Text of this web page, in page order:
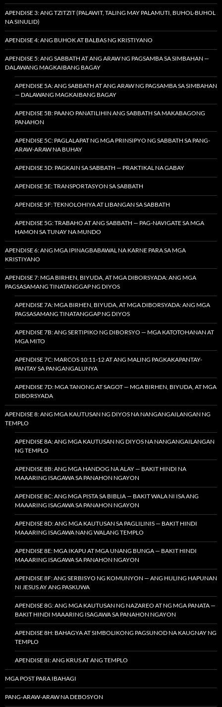
APENDISE 3: ANG TZITZIT (PALAWIT, TALING MAY PALAMUTI, BUHOL-BUHOL
NA SINULID)
APENDISE 4: ANG BUHOK AT BALBAS NG KRISTIYANO
APENDISE 5: ANG SABBATH AT ANG ARAW NG PAGSAMBA SA SIMBAHAN —
DALAWANG MAGKAIBANG BAGAY
APENDISE 5A: ANG SABBATH AT ANG ARAW NG PAGSAMBA SA SIMBAHAN
— DALAWANG MAGKAIBANG BAGAY
APENDISE 5B: PAANO PANATILIHIN ANG SABBATH SA MAKABAGONG
PANAHON
APENDISE 5C: PAGLALAPAT NG MGA PRINSIPYO NG SABBATH SA PANG-
ARAW-ARAW NA BUHAY
APENDISE 5D: PAGKAIN SA SABBATH — PRAKTIKAL NA GABAY
APENDISE 5E: TRANSPORTASYON SA SABBATH
APENDISE 5F: TEKNOLOHIYA AT LIBANGAN SA SABBATH
APENDISE 5G: TRABAHO AT ANG SABBATH — PAG-NAVIGATE SA MGA
HAMON SA TUNAY NA MUNDO
APENDISE 6: ANG MGA IPINAGBABAWAL NA KARNE PARA SA MGA
KRISTIYANO
APENDISE 7: MGA BIRHEN, BIYUDA, AT MGA DIBORSYADA: ANG MGA
PAGSASAMANG TINATANGGAP NG DIYOS
APENDISE 7A: MGA BIRHEN, BIYUDA, AT MGA DIBORSYADA: ANG MGA
PAGSASAMANG TINATANGGAP NG DIYOS
APENDISE 7B: ANG SERTIPIKO NG DIBORSYO — MGA KATOTOHANAN AT
MGA MITO
APENDISE 7C: MARCOS 10:11-12 AT ANG MALING PAGKAKAPANTAY-
PANTAY SA PANGANGALUNYA
APENDISE 7D: MGA TANONG AT SAGOT — MGA BIRHEN, BIYUDA, AT MGA
DIBORSYADA
APENDISE 8: ANG MGA KAUTUSAN NG DIYOS NA NANGANGAILANGAN NG
TEMPLO
APENDISE 8A: ANG MGA KAUTUSAN NG DIYOS NA NANGANGAILANGAN
NG TEMPLO
APENDISE 8B: ANG MGA HANDOG NA ALAY — BAKIT HINDI NA
MAAARING ISAGAWA SA PANAHON NGAYON
APENDISE 8C: ANG MGA PISTA SA BIBLIA — BAKIT WALA NI ISA ANG
MAAARING ISAGAWA SA PANAHON NGAYON
APENDISE 8D: ANG MGA KAUTUSAN SA PAGLILINIS — BAKIT HINDI
MAAARING ISAGAWA NANG WALANG TEMPLO
APENDISE 8E: MGA IKAPU AT MGA UNANG BUNGA — BAKIT HINDI
MAAARING ISAGAWA SA PANAHON NGAYON
APENDISE 8F: ANG SERBISYO NG KOMUNYON — ANG HULING HAPUNAN
NI JESUS AY ANG PASKUWA
APENDISE 8G: ANG MGA KAUTUSAN NG NAZAREO AT NG MGA PANATA —
BAKIT HINDI MAAARING ISAGAWA SA PANAHON NGAYON
APENDISE 8H: BAHAGYA AT SIMBOLIKONG PAGSUNOD NA KAUGNAY NG
TEMPLO
APENDISE 8I: ANG KRUS AT ANG TEMPLO
MGA POST PARA IBAHAGI
PANG-ARAW-ARAW NA DEBOSYON